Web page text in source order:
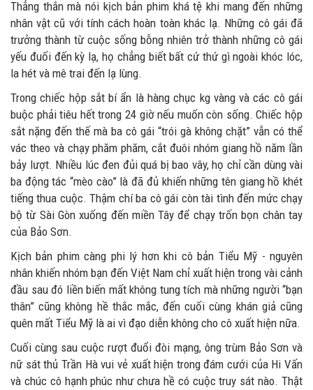
Thẳng thắn mà nói kịch bản phim khá tệ khi mang đến những
nhân vật cũ với tính cách hoàn toàn khác lạ. Những cô gái đã
trưởng thành từ cuộc sống bỗng nhiên trở thành những cô gái
yếu đuối đến kỳ lạ, họ chẳng biết bất cứ thứ gì ngoài khóc lóc,
la hét và mê trai đến lạ lùng.
Trong chiếc hộp sắt bí ẩn là hàng chục kg vàng và các cô gái
buộc phải tiêu hết trong 24 giờ nếu muốn còn sống. Chiếc hộp
sắt nặng đến thế mà ba cô gái “trói gà không chặt” vẫn có thể
vác theo và chạy phăm phăm, cắt đuôi nhóm giang hồ năm lần
bảy lượt. Nhiều lúc đen đủi quá bị bao vây, họ chỉ cần dùng vài
ba động tác “mèo cào” là đã đủ khiến những tên giang hồ khét
tiếng thua cuộc. Thậm chí ba cô gái còn tài tình đến mức chạy
bộ từ Sài Gòn xuống đến miền Tây để chạy trốn bọn chân tay
của Bảo Sơn.
Kịch bản phim càng phi lý hơn khi cô bản Tiểu Mỹ - nguyên
nhân khiến nhóm bạn đến Việt Nam chỉ xuất hiện trong vài cảnh
đầu sau đó liền biến mất không tung tích mà những người “bạn
thân” cũng không hề thắc mắc, đến cuối cùng khán giả cũng
quên mất Tiểu Mỹ là ai vì đạo diễn không cho cô xuất hiện nữa.
Cuối cùng sau cuộc rượt đuổi đòi mạng, ông trùm Bảo Sơn và
nữ sát thủ Trần Hà vui vẻ xuất hiện trong đám cưới của Hi Vấn
và chúc cô hạnh phúc như chưa hề có cuộc truy sát nào. Thật